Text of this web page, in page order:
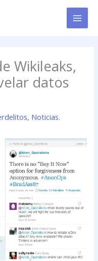
Wikileaks,
datos
, Noticias.